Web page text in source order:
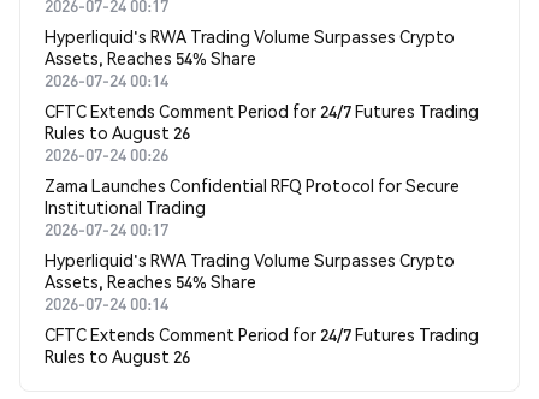
2026-07-24 00:17
Hyperliquid's RWA Trading Volume Surpasses Crypto
Assets, Reaches 54% Share
2026-07-24 00:14
CFTC Extends Comment Period for 24/7 Futures Trading
Rules to August 26
2026-07-24 00:26
Zama Launches Confidential RFQ Protocol for Secure
Institutional Trading
2026-07-24 00:17
Hyperliquid's RWA Trading Volume Surpasses Crypto
Assets, Reaches 54% Share
2026-07-24 00:14
CFTC Extends Comment Period for 24/7 Futures Trading
Rules to August 26